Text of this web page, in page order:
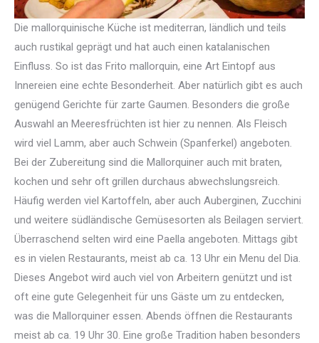
Die mallorquinische Küche ist mediterran, ländlich und teils
auch rustikal geprägt und hat auch einen katalanischen
Einfluss. So ist das Frito mallorquin, eine Art Eintopf aus
Innereien eine echte Besonderheit. Aber natürlich gibt es auch
genügend Gerichte für zarte Gaumen. Besonders die große
Auswahl an Meeresfrüchten ist hier zu nennen. Als Fleisch
wird viel Lamm, aber auch Schwein (Spanferkel) angeboten.
Bei der Zubereitung sind die Mallorquiner auch mit braten,
kochen und sehr oft grillen durchaus abwechslungsreich.
Häufig werden viel Kartoffeln, aber auch Auberginen, Zucchini
und weitere südländische Gemüsesorten als Beilagen serviert.
Überraschend selten wird eine Paella angeboten. Mittags gibt
es in vielen Restaurants, meist ab ca. 13 Uhr ein Menu del Dia.
Dieses Angebot wird auch viel von Arbeitern genützt und ist
oft eine gute Gelegenheit für uns Gäste um zu entdecken,
was die Mallorquiner essen. Abends öffnen die Restaurants
meist ab ca. 19 Uhr 30. Eine große Tradition haben besonders